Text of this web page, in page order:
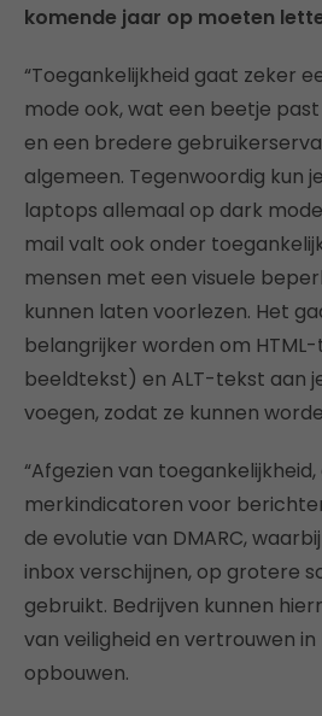
komende jaar op moeten
“Toegankelijkheid gaat zeker
mode ook, wat een beetje
en een bredere
algemeen. Tegenwoordig kun
laptops allemaal op dark
mail valt ook onder
mensen met een visuele
kunnen laten voorlezen. Het
belangrijker worden om
beeldtekst) en ALT-tekst aan
voegen, zodat ze kunnen
“Afgezien van toegankelijkheid,
merkindicatoren voor
de evolutie van DMARC,
inbox verschijnen, op grotere
gebruikt. Bedrijven kunnen
van veiligheid en vertrouwen
opbouwen.